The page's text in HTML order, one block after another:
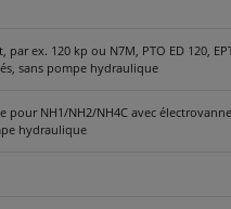
ex. 120 kp ou N7M, PTO ED 120,
sans pompe hydraulique
NH1/NH2/NH4C avec électrovanne
hydraulique